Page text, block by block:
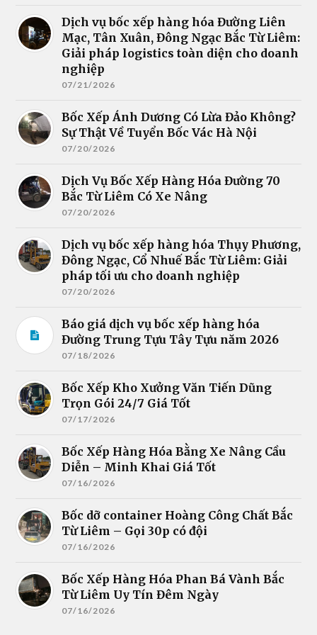
Dịch vụ bốc xếp hàng hóa Đường Liên
Mạc, Tân Xuân, Đông Ngạc Bắc Từ Liêm:
Giải pháp logistics toàn diện cho doanh
nghiệp
07/21/2026
Bốc Xếp Ánh Dương Có Lừa Đảo Không?
Sự Thật Về Tuyển Bốc Vác Hà Nội
07/20/2026
Dịch Vụ Bốc Xếp Hàng Hóa Đường 70
Bắc Từ Liêm Có Xe Nâng
07/20/2026
Dịch vụ bốc xếp hàng hóa Thụy Phương,
Đông Ngạc, Cổ Nhuế Bắc Từ Liêm: Giải
pháp tối ưu cho doanh nghiệp
07/20/2026
Báo giá dịch vụ bốc xếp hàng hóa
Đường Trung Tựu Tây Tựu năm 2026
07/18/2026
Bốc Xếp Kho Xưởng Văn Tiến Dũng
Trọn Gói 24/7 Giá Tốt
07/17/2026
Bốc Xếp Hàng Hóa Bằng Xe Nâng Cầu
Diễn – Minh Khai Giá Tốt
07/16/2026
Bốc dỡ container Hoàng Công Chất Bắc
Từ Liêm – Gọi 30p có đội
07/16/2026
Bốc Xếp Hàng Hóa Phan Bá Vành Bắc
Từ Liêm Uy Tín Đêm Ngày
07/16/2026